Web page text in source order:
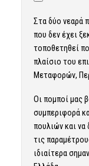
Στα δύο νεαρά
που δεν έχει
τοποθετηθεί
πλαίσιο του
Μεταφορών,
Οι πομποί μας
συμπεριφορά
πουλιών και να
τις
ιδιαίτερα